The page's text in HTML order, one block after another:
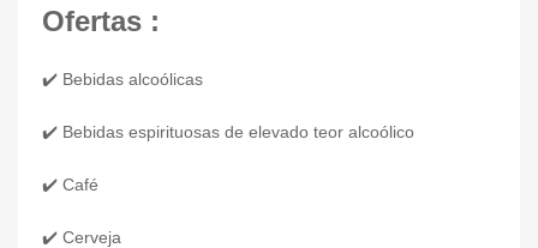
Ofertas :
✔️ Bebidas alcoólicas
✔️ Bebidas espirituosas de elevado teor alcoólico
✔️ Café
✔️ Cerveja